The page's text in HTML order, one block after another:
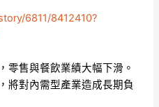
6811/8412410?
零售與餐飲業績大幅下滑。
將對內需型產業造成長期負